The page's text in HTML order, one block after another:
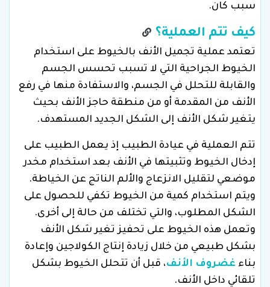
سبب كان.
كيف تتم العملية؟
تعتمد عملية تجميل الأنف بالخيوط على استخدام
الخيوط الجراحية التي لا تسبب تحسس الجسم
والقابلة للتحلل في الجسم، والاستفادة منها في رفع
الأنف من المقدمة أو من منطقة حاجز الأنف بحيث
يتغير شكل الأنف إلى الشكل الجديد المستهدف.
تتم العملية في عيادة الطبيب إذ يعمل الطبيب على
إدخال الخيوط وتثبيتها في الأنف بعد استخدام مخدر
موضعي لتقليل الانزعاج والألم الناتج عن الخياطة.
ويتم استخدام كمية من الخيوط تكفي للحصول على
الشكل المطلوب، والتي تختلف من حالة إلى أخرى.
وتعمل هذه الخيوط على تحفيز تغير شكل الأنف
بشكل طبيعي من خلال زيادة إنتاج الكولاجين وإعادة
بناء غضروف الأنف، قبل أن تتحلل الخيوط بشكل
تلقائي داخل الأنف.